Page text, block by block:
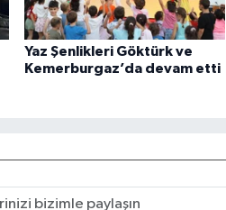
Yaz Şenlikleri Göktürk ve
Kemerburgaz’da devam etti